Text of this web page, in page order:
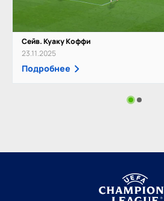
Сейв. Куаку Коффи
23.11.2025
Подробнее